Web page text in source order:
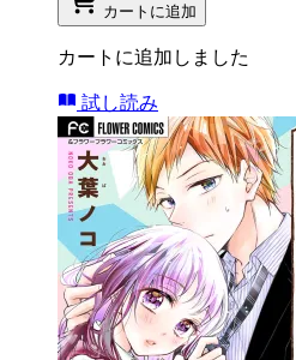
カートに追加
カートに追加しました
試し読み